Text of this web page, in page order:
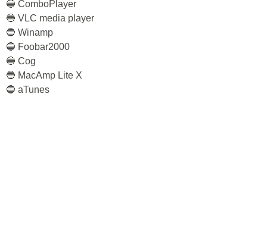
🔵 СomboPlayer
🔵 VLC media player
🔵 Winamp
🔵 Foobar2000
🔵 Cog
🔵 MacAmp Lite X
🔵 aTunes